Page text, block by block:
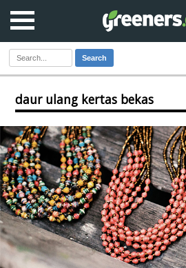
Search
daur ulang kertas bekas